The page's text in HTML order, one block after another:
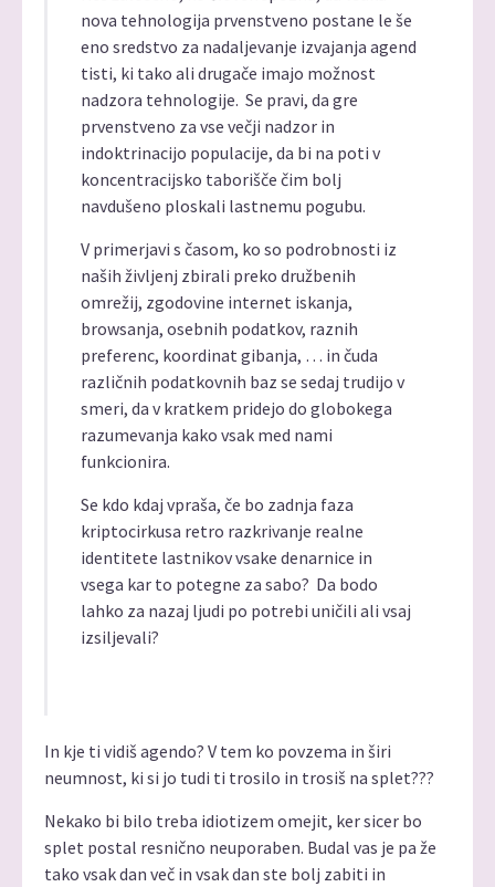
nova tehnologija prvenstveno postane le še
eno sredstvo za nadaljevanje izvajanja agend
tisti, ki tako ali drugače imajo možnost
nadzora tehnologije. Se pravi, da gre
prvenstveno za vse večji nadzor in
indoktrinacijo populacije, da bi na poti v
koncentracijsko taborišče čim bolj
navdušeno ploskali lastnemu pogubu.
V primerjavi s časom, ko so podrobnosti iz
naših življenj zbirali preko družbenih
omrežij, zgodovine internet iskanja,
browsanja, osebnih podatkov, raznih
preferenc, koordinat gibanja, … in čuda
različnih podatkovnih baz se sedaj trudijo v
smeri, da v kratkem pridejo do globokega
razumevanja kako vsak med nami
funkcionira.
Se kdo kdaj vpraša, če bo zadnja faza
kriptocirkusa retro razkrivanje realne
identitete lastnikov vsake denarnice in
vsega kar to potegne za sabo? Da bodo
lahko za nazaj ljudi po potrebi uničili ali vsaj
izsiljevali?
In kje ti vidiš agendo? V tem ko povzema in širi
neumnost, ki si jo tudi ti trosilo in trosiš na splet???
Nekako bi bilo treba idiotizem omejit, ker sicer bo
splet postal resnično neuporaben. Budal vas je pa že
tako vsak dan več in vsak dan ste bolj zabiti in